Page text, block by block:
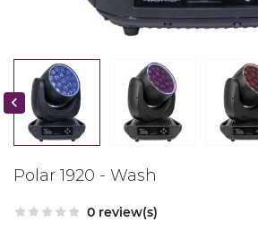

Polar 1920 - Wash
0 review(s)